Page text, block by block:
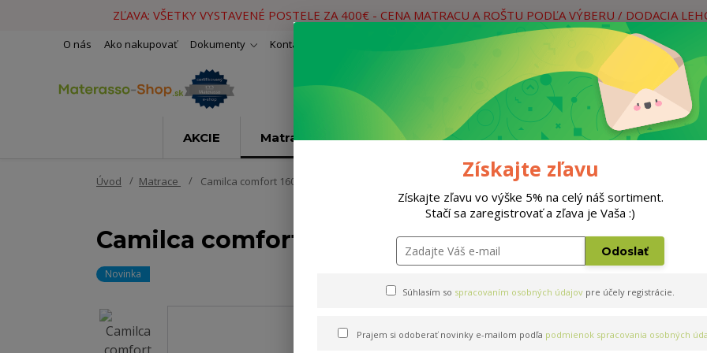
ZĽAVA: VŠETKY VYSTAVENÉ POSTELE ZA 400€ - CENA MATRACU A ROŠTU PODĽA VÝBERU / DODACIA
O nás Ako nakupovať Dokumenty Kontakty
Hľadať
Neviete si rady? Zavolajte.
AKCIE Matrace Rošty Doplnky Postele
Úvod Matrace Camilca comfort 160x200cm
Camilca comfort 160x200cm
Novinka
Získajte zľavu
Získajte zľavu vo výške 5% na celý náš sortiment.
Stačí sa zaregistrovať a zľava je Vaša :)
Odoslať
Súhlasím so spracovaním osobných údajov pre účely registrácie.
Prajem si odoberať novinky e-mailom podľa podmienok spracovania osobných